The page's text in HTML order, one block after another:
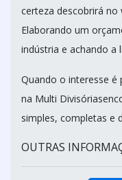
certeza descobrirá no
Elaborando um
indústria e achando a
Quando o interesse é
na Multi
simples, completas e
OUTRAS